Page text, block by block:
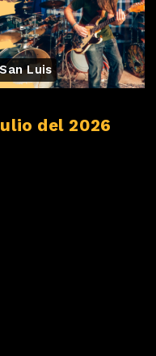
Luis
del 2026